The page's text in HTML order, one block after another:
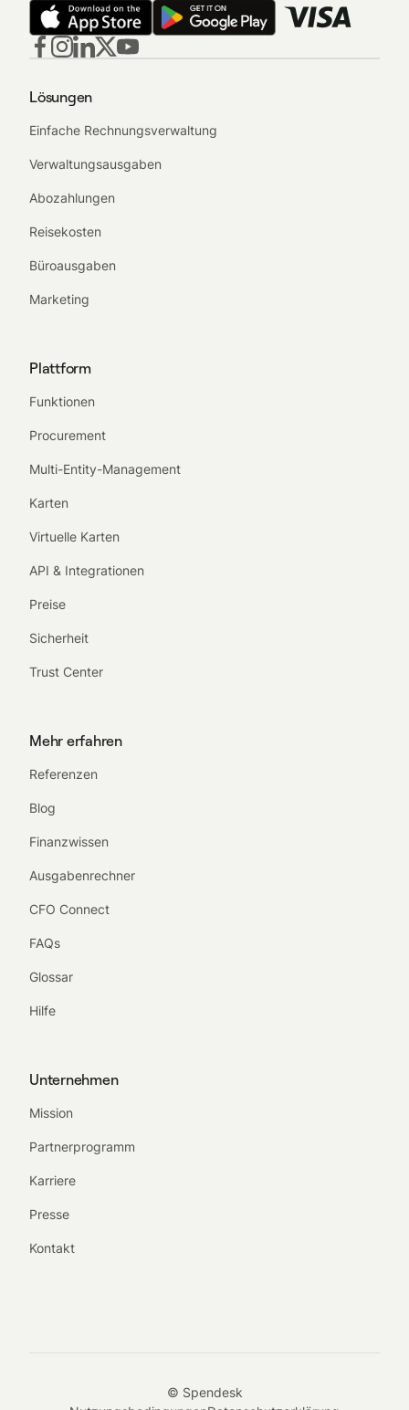
Lösungen
Einfache Rechnungsverwaltung
Verwaltungsausgaben
Abozahlungen
Reisekosten
Büroausgaben
Marketing
Plattform
Funktionen
Procurement
Multi-Entity-Management
Karten
Virtuelle Karten
API & Integrationen
Preise
Sicherheit
Trust Center
Mehr erfahren
Referenzen
Blog
Finanzwissen
Ausgabenrechner
CFO Connect
FAQs
Glossar
Hilfe
Unternehmen
Mission
Partnerprogramm
Karriere
Presse
Kontakt
© Spendesk